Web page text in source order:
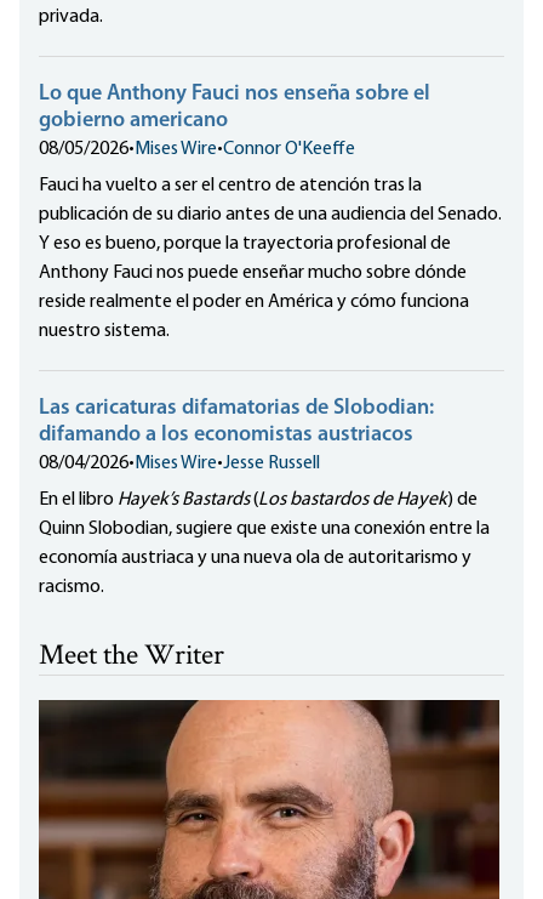
privada.
Lo que Anthony Fauci nos enseña sobre el
gobierno americano
08/05/2026• Mises Wire•Connor O'Keeffe
Fauci ha vuelto a ser el centro de atención tras la
publicación de su diario antes de una audiencia del Senado.
Y eso es bueno, porque la trayectoria profesional de
Anthony Fauci nos puede enseñar mucho sobre dónde
reside realmente el poder en América y cómo funciona
nuestro sistema.
Las caricaturas difamatorias de Slobodian:
difamando a los economistas austriacos
08/04/2026• Mises Wire•Jesse Russell
En el libro Hayek’s Bastards(Los bastardos de Hayek) de
Quinn Slobodian, sugiere que existe una conexión entre la
economía austriaca y una nueva ola de autoritarismo y
racismo.
Meet the Writer